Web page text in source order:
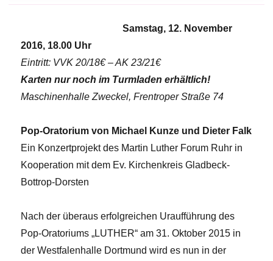
Samstag, 12. November
2016, 18.00 Uhr
Eintritt: VVK 20/18€ – AK 23/21€
Karten nur noch im Turmladen erhältlich!
Maschinenhalle Zweckel, Frentroper Straße 74
Pop-Oratorium von Michael Kunze und Dieter Falk
Ein Konzertprojekt des Martin Luther Forum Ruhr in
Kooperation mit dem Ev. Kirchenkreis Gladbeck-
Bottrop-Dorsten
Nach der überaus erfolgreichen Uraufführung des
Pop-Oratoriums „LUTHER“ am 31. Oktober 2015 in
der Westfalenhalle Dortmund wird es nun in der